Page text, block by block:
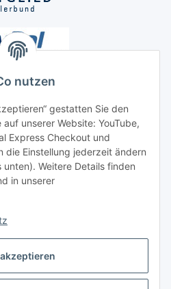
nutzen
gestatten Sie den
unserer Website: YouTube,
Express Checkout und
die Einstellung jederzeit ändern
Weitere Details finden
in unserer
widerrufen